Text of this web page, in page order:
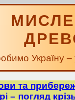
Україну –
та
– погляд